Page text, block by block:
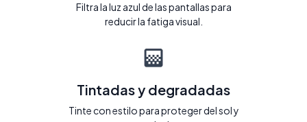
Filtra la luz azul de las pantallas para
reducir la fatiga visual.
Tintadas y degradadas
Tinte con estilo para proteger del sol y